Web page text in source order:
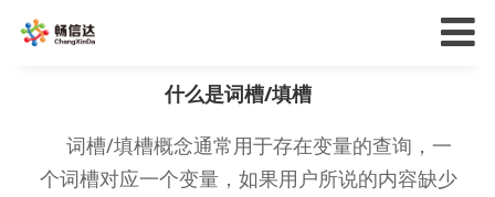
什么是词槽/填槽
词槽/填槽概念通常用于存在变量的查询，一
个词槽对应一个变量，如果用户所说的内容缺少